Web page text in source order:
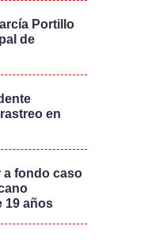
Portillo
de
en
a fondo caso
19 años